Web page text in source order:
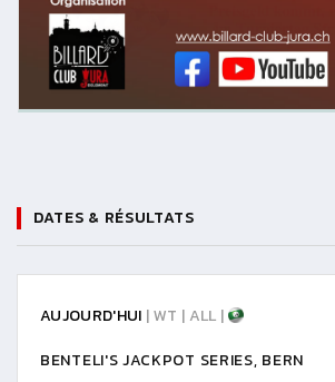
DATES & RÉSULTATS
AUJOURD'HUI | WT | ALL |
BENTELI'S JACKPOT SERIES, BERN